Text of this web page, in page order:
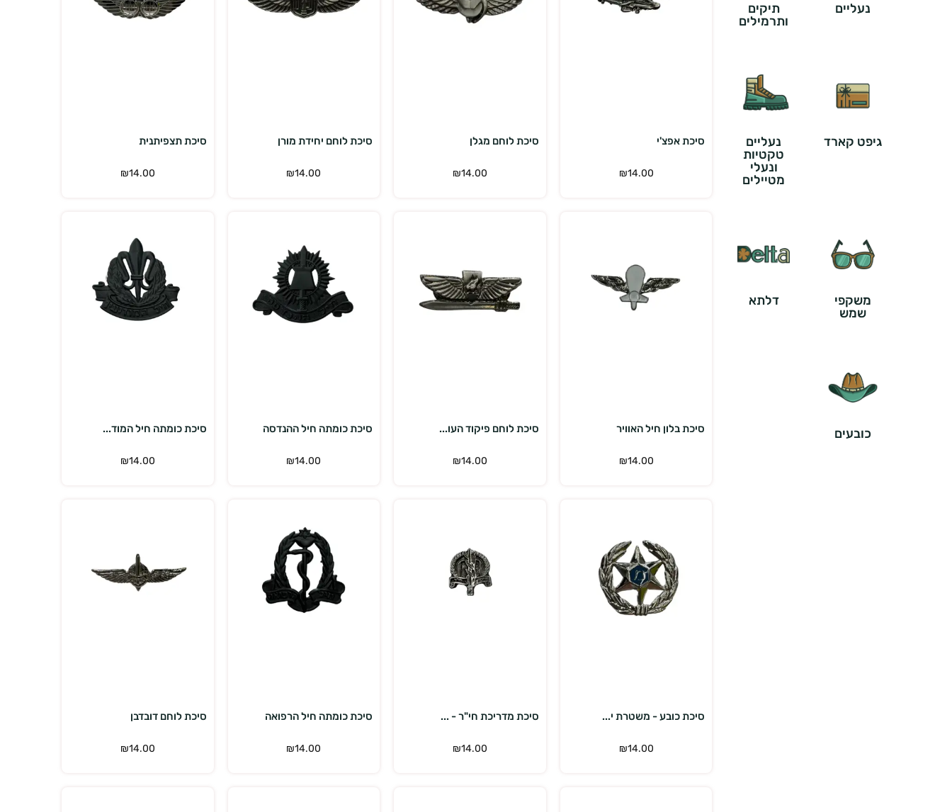
נעליים
תיקים
ותרמילים
גיפט קארד
נעליים
טקטיות
ונעלי
מטיילים
משקפי
שמש
דלתא
כובעים
סיכת אפצ'י
₪14.00
סיכת לוחם מגלן
₪14.00
סיכת לוחם יחידת מורן
₪14.00
סיכת תצפיתנית
₪14.00
סיכת בלון חיל האוויר
₪14.00
סיכת לוחם פיקוד העו...
₪14.00
סיכת כומתה חיל ההנדסה
₪14.00
סיכת כומתה חיל המוד...
₪14.00
סיכת כובע - משטרת י...
₪14.00
סיכת מדריכת חי"ר - ...
₪14.00
סיכת כומתה חיל הרפואה
₪14.00
סיכת לוחם דובדבן
₪14.00